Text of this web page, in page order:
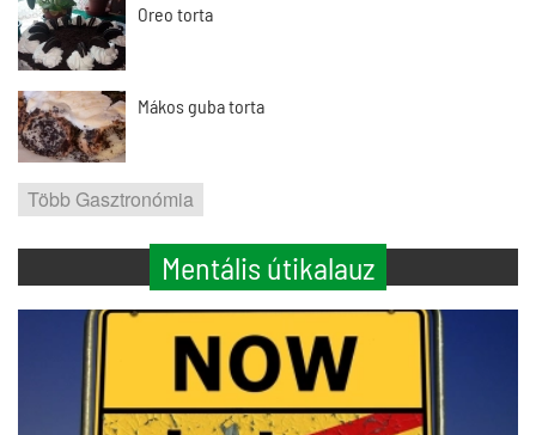
Oreo torta
Mákos guba torta
Több Gasztronómia
Mentális útikalauz